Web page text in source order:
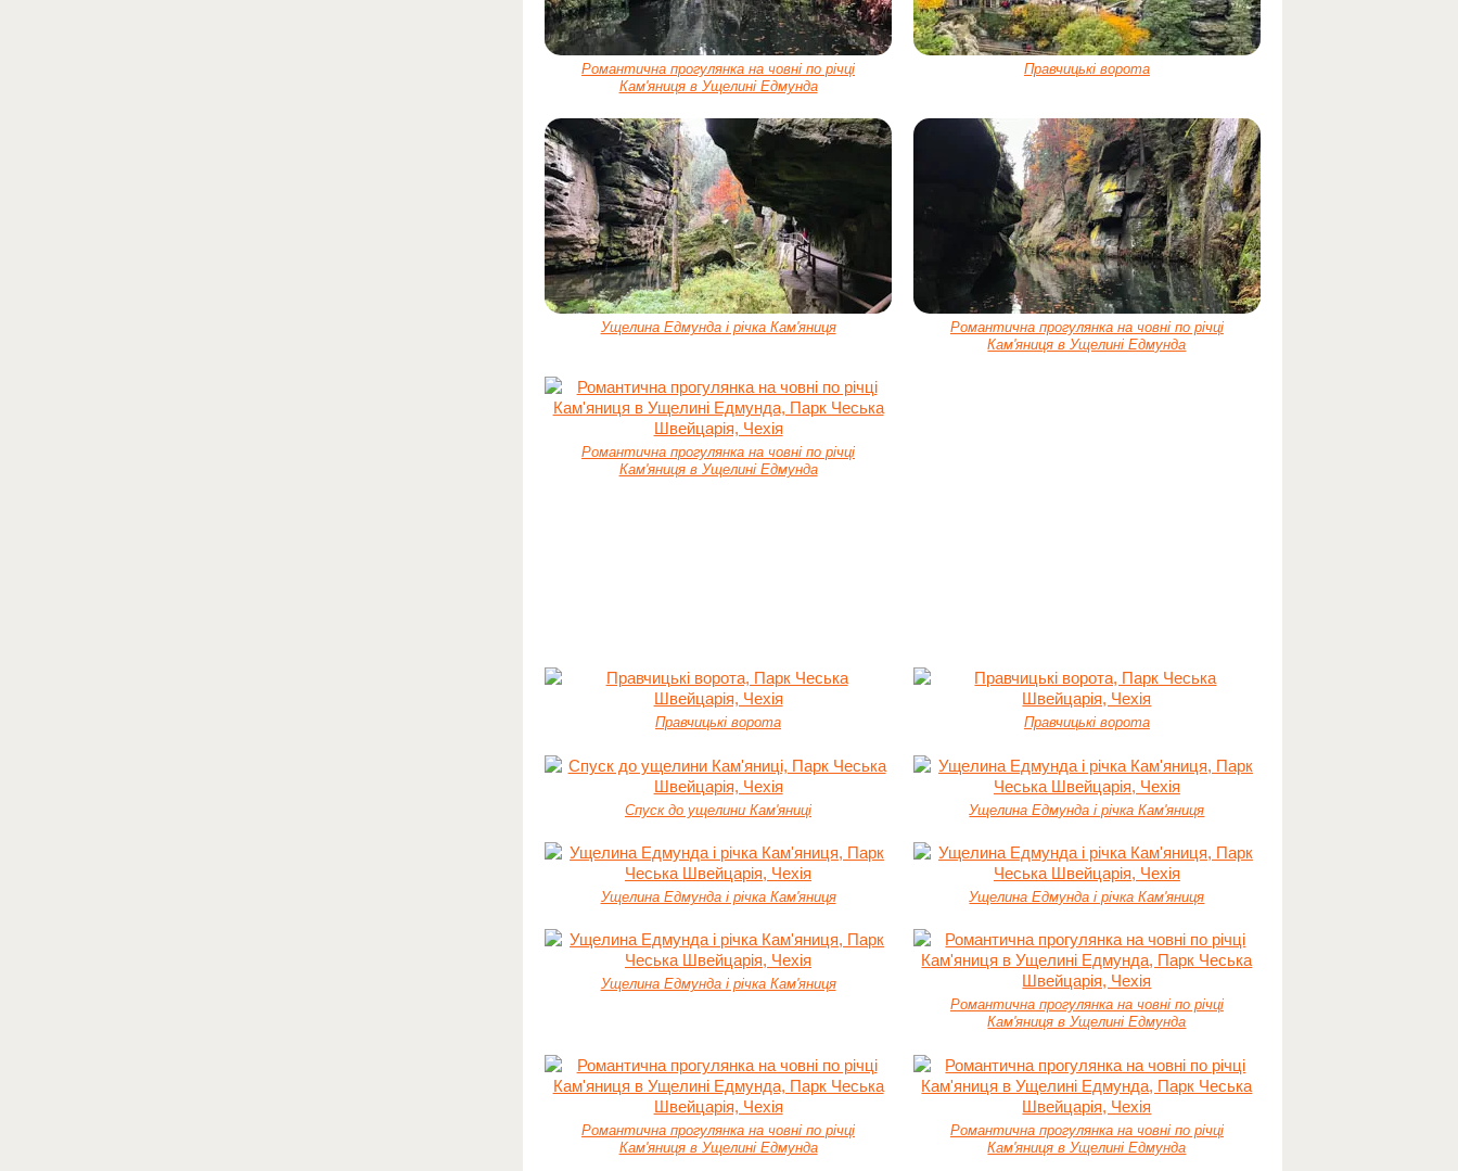
Романтична прогулянка на човні по річці
Кам'яниця в Ущелині Едмунда
Правчицькі ворота
Ущелина Едмунда і річка Кам'яниця
Романтична прогулянка на човні по річці
Кам'яниця в Ущелині Едмунда
Романтична прогулянка на човні по річці
Кам'яниця в Ущелині Едмунда
Правчицькі ворота Правчицькі ворота
Спуск до ущелини Кам'яниці Ущелина Едмунда і річка Кам'яниця
Ущелина Едмунда і річка Кам'яниця Ущелина Едмунда і річка Кам'яниця
Ущелина Едмунда і річка Кам'яниця
Романтична прогулянка на човні по річці
Кам'яниця в Ущелині Едмунда
Романтична прогулянка на човні по річці
Кам'яниця в Ущелині Едмунда
Романтична прогулянка на човні по річці
Кам'яниця в Ущелині Едмунда